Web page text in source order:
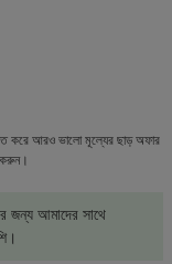
করে আরও ভালো মূল্যের ছাড় অফার
করুন।
জন্য আমাদের সাথে